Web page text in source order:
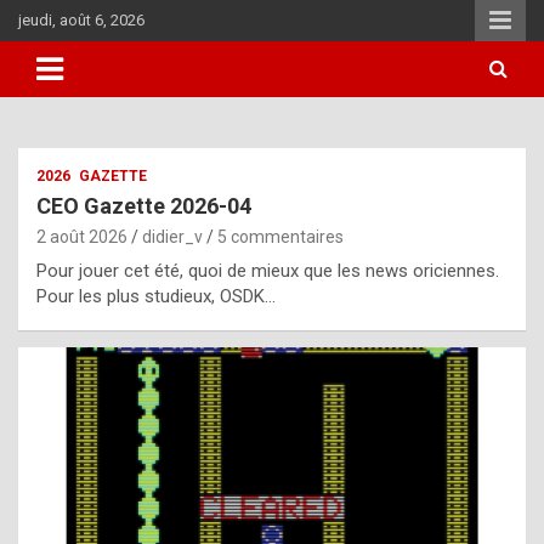
Aller
au
contenu
jeudi, août 6, 2026
i
u
l
y
2026 GAZETTE
CEO Gazette 2026-04
2 août 2026 didier_v 5 commentaires
Pour jouer cet été, quoi de mieux que les news oriciennes.
Pour les plus studieux, OSDK…